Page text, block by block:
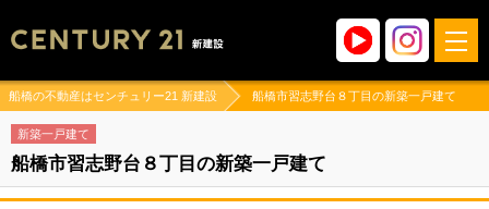
船橋の不動産はセンチュリー21 新建設 船橋市習志野台８丁目の新築一戸建て
新築一戸建て
船橋市習志野台８丁目の新築一戸建て